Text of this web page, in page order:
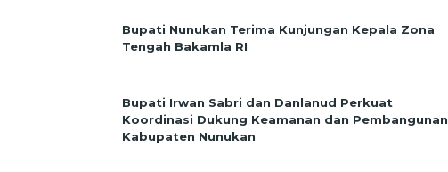
Bupati Nunukan Terima Kunjungan Kepala Zona
Tengah Bakamla RI
Bupati Irwan Sabri dan Danlanud Perkuat
Koordinasi Dukung Keamanan dan Pembangunan
Kabupaten Nunukan